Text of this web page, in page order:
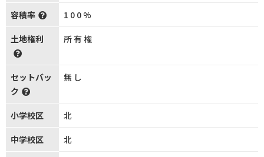
容積率 100%
土地権利 所有権
セットバッ
ク
無し
小学校区 北
中学校区 北